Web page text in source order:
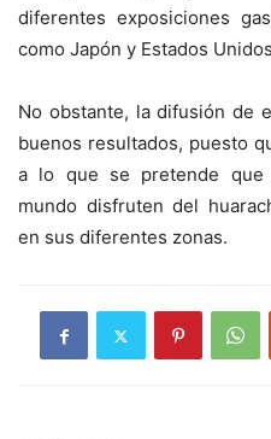
diferentes exposiciones
como Japón y Estados
No obstante, la difusión de
buenos resultados, puesto
a lo que se pretende que
mundo disfruten del
en sus diferentes zonas.